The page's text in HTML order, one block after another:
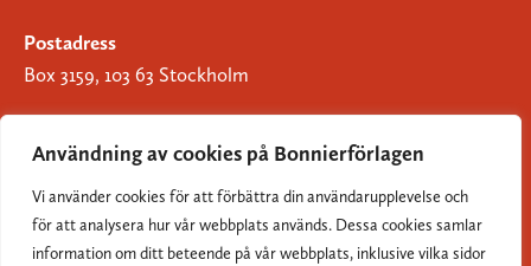
Användning av cookies på Bonnierförlagen
Vi använder cookies för att förbättra din användarupplevelse och
för att analysera hur vår webbplats används. Dessa cookies samlar
information om ditt beteende på vår webbplats, inklusive vilka sidor
Postadress
Box 3159, 103 63 Stockholm
Om Bonnierförlagen
Cookies